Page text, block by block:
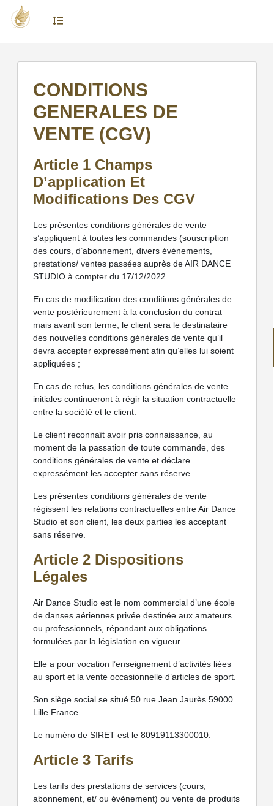
CONDITIONS
GENERALES DE
VENTE (CGV)
Article 1 Champs
D’application Et
Modifications Des CGV
Les présentes conditions générales de vente
s’appliquent à toutes les commandes (souscription
des cours, d’abonnement, divers évènements,
prestations/ ventes passées auprès de AIR DANCE
STUDIO à compter du 17/12/2022
En cas de modification des conditions générales de
vente postérieurement à la conclusion du contrat
mais avant son terme, le client sera le destinataire
des nouvelles conditions générales de vente qu’il
devra accepter expressément afin qu’elles lui soient
appliquées ;
En cas de refus, les conditions générales de vente
initiales continueront à régir la situation contractuelle
entre la société et le client.
Le client reconnaît avoir pris connaissance, au
moment de la passation de toute commande, des
conditions générales de vente et déclare
expressément les accepter sans réserve.
Les présentes conditions générales de vente
régissent les relations contractuelles entre Air Dance
Studio et son client, les deux parties les acceptant
sans réserve.
Article 2 Dispositions
Légales
Air Dance Studio est le nom commercial d’une école
de danses aériennes privée destinée aux amateurs
ou professionnels, répondant aux obligations
formulées par la législation en vigueur.
Elle a pour vocation l’enseignement d’activités liées
au sport et la vente occasionnelle d’articles de sport.
Son siège social se situé 50 rue Jean Jaurès 59000
Lille France.
Le numéro de SIRET est le 80919113300010.
Article 3 Tarifs
Les tarifs des prestations de services (cours,
abonnement, et/ ou évènement) ou vente de produits